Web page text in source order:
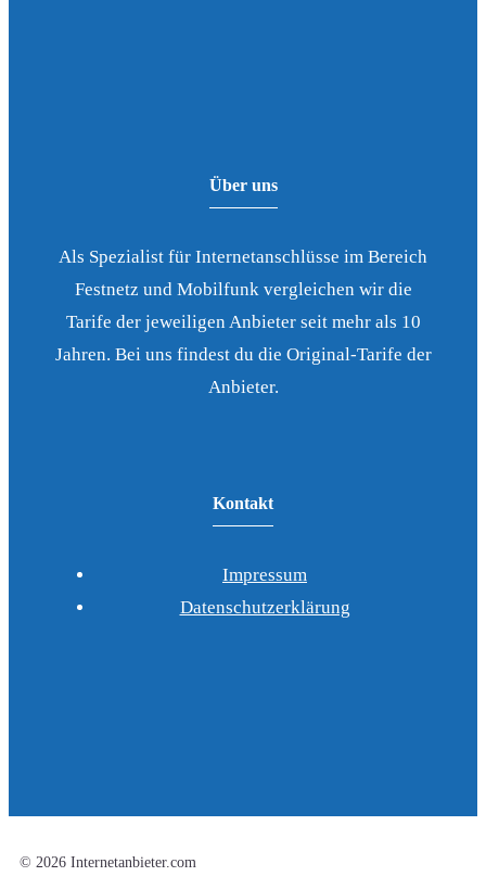
Über uns
Als Spezialist für Internetanschlüsse im Bereich
Festnetz und Mobilfunk vergleichen wir die
Tarife der jeweiligen Anbieter seit mehr als 10
Jahren. Bei uns findest du die Original-Tarife der
Anbieter.
Kontakt
Impressum
Datenschutzerklärung
© 2026 Internetanbieter.com